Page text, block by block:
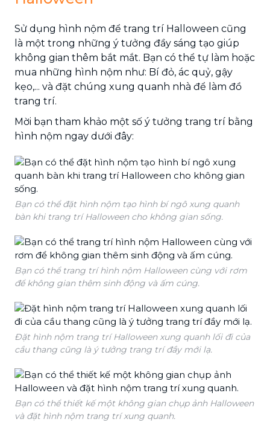
Sử dụng hình nộm để trang trí Halloween cũng
là một trong những ý tưởng đầy sáng tạo giúp
không gian thêm bắt mắt. Bạn có thể tự làm hoặc
mua những hình nộm như: Bí đỏ, ác quỷ, gậy
kẹo,... và đặt chúng xung quanh nhà để làm đồ
trang trí.
Mời bạn tham khảo một số ý tưởng trang trí bằng
hình nộm ngay dưới đây:
Bạn có thể đặt hình nộm tạo hình bí ngô xung quanh
bàn khi trang trí Halloween cho không gian sống.
Bạn có thể trang trí hình nộm Halloween cùng với rơm
để không gian thêm sinh động và ấm cúng.
Đặt hình nộm trang trí Halloween xung quanh lối đi của
cầu thang cũng là ý tưởng trang trí đầy mới lạ.
Bạn có thể thiết kế một không gian chụp ảnh Halloween
và đặt hình nộm trang trí xung quanh.